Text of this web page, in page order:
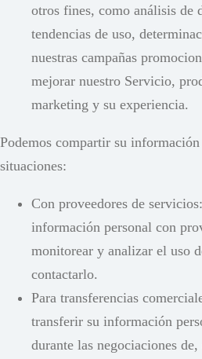
otros fines, como análisis de
tendencias de uso,
nuestras campañas
mejorar nuestro Servicio,
marketing y su experiencia.
Podemos compartir su
situaciones:
Con proveedores de
información personal con
monitorear y analizar el uso
contactarlo.
Para transferencias
transferir su información
durante las negociaciones